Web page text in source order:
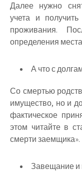
Далее нужно
учета и
проживания.
определения
А что с
Со смертью
имущество, но и
фактическое
этом читайте в
смерти заемщика».
Завещание и